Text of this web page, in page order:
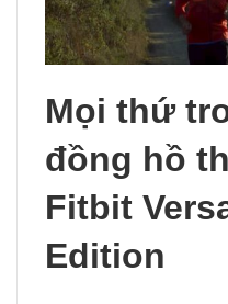
Mọi thứ
đồng hồ
Fitbit
Edition